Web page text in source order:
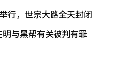
行，世宗大路全天封闭
与黑帮有关被判有罪